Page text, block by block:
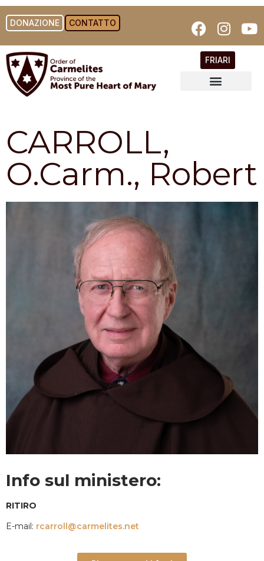
DONAZIONE CONTATTO
FRIARI
CARROLL,
O.Carm., Robert
Info sul ministero:
RITIRO
E-mail: rcarroll@carmelites.net